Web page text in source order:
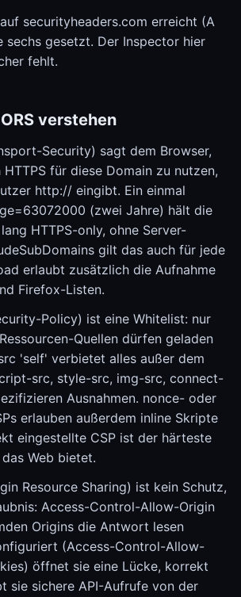
securityheaders.com erreicht (A
sechs gesetzt. Der Inspector hier
fehlt.
verstehen
Security) sagt dem Browser,
für diese Domain zu nutzen,
http:// eingibt. Ein einmal
(zwei Jahre) hält die
HTTPS-only, ohne Server-
gilt das auch für jede
erlaubt zusätzlich die Aufnahme
Firefox-Listen.
Policy) ist eine Whitelist: nur
Quellen dürfen geladen
'self' verbietet alles außer dem
src, style-src, img-src, connect-
Ausnahmen. nonce- oder
erlauben außerdem inline Skripte
eingestellte CSP ist der härteste
Web bietet.
Resource Sharing) ist kein Schutz,
Access-Control-Allow-Origin
Origins die Antwort lesen
(Access-Control-Allow-
öffnet sie eine Lücke, korrekt
sie sichere API-Aufrufe von der